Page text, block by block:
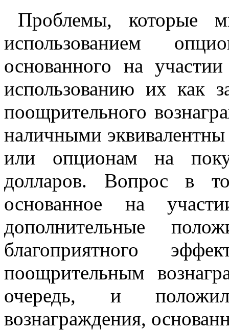
Проблемы, которые
использованием
основанного на
использованию их как
поощрительного
наличными
или опционам на
долларов. Вопрос в
основанное на
дополнительные
благоприятного
поощрительным
очередь, и
вознаграждения,